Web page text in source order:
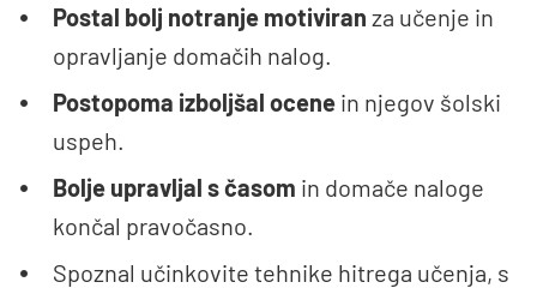
Postal bolj notranje motiviran za učenje in
opravljanje domačih nalog.
Postopoma izboljšal ocene in njegov šolski
uspeh.
Bolje upravljal s časom in domače naloge
končal pravočasno.
Spoznal učinkovite tehnike hitrega učenja, s